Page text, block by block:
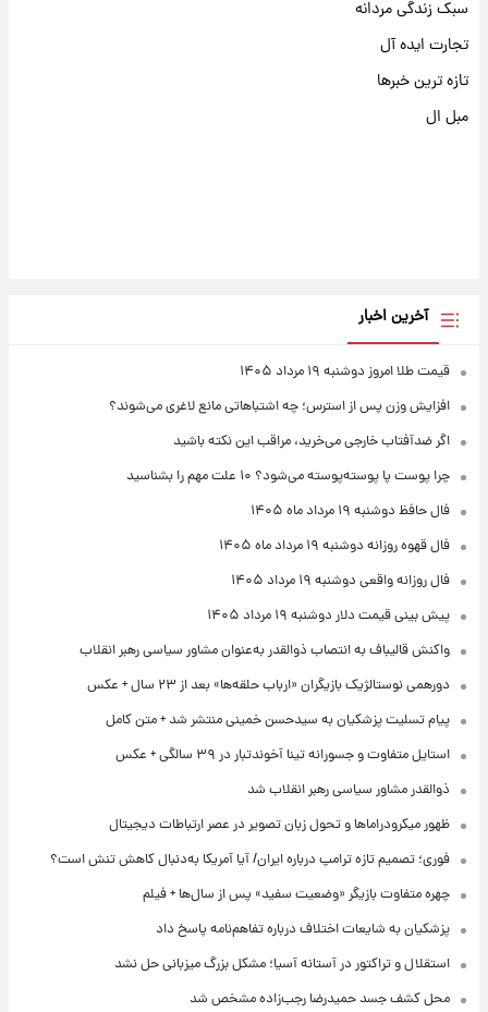
سبک زندگی مردانه
تجارت ایده آل
تازه ترین خبرها
مبل ال
آخرین اخبار
قیمت طلا امروز دوشنبه ۱۹ مرداد ۱۴۰۵
افزایش وزن پس از استرس؛ چه اشتباهاتی مانع لاغری می‌شوند؟
اگر ضدآفتاب خارجی می‌خرید، مراقب این نکته باشید
چرا پوست پا پوسته‌پوسته می‌شود؟ ۱۰ علت مهم را بشناسید
فال حافظ دوشنبه ۱۹ مرداد ماه ۱۴۰۵
فال قهوه روزانه دوشنبه ۱۹ مرداد ماه ۱۴۰۵
فال روزانه واقعی دوشنبه ۱۹ مرداد ۱۴۰۵
پیش‌ بینی قیمت دلار دوشنبه ۱۹ مرداد ۱۴۰۵
واکنش قالیباف به انتصاب ذوالقدر به‌عنوان مشاور سیاسی رهبر انقلاب
دورهمی نوستالژیک بازیگران «ارباب حلقه‌ها» بعد از ۲۳ سال + عکس
پیام تسلیت پزشکیان به سیدحسن خمینی منتشر شد + متن کامل
استایل متفاوت و جسورانه تینا آخوندتبار در ۳۹ سالگی + عکس
ذوالقدر مشاور سیاسی رهبر انقلاب شد
ظهور میکرودراماها و تحول زبان تصویر در عصر ارتباطات دیجیتال
فوری؛ تصمیم تازه ترامپ درباره ایران/ آیا آمریکا به‌دنبال کاهش تنش است؟
چهره متفاوت بازیگر «وضعیت سفید» پس از سال‌ها + فیلم
پزشکیان به شایعات اختلاف درباره تفاهم‌نامه پاسخ داد
استقلال و تراکتور در آستانه آسیا؛ مشکل بزرگ میزبانی حل نشد
محل کشف جسد حمیدرضا رجب‌زاده مشخص شد